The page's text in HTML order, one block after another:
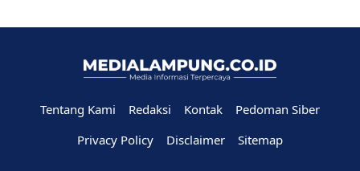
Tentang Kami Redaksi Kontak
Pedoman Siber
Privacy Policy
Disclaimer Sitemap